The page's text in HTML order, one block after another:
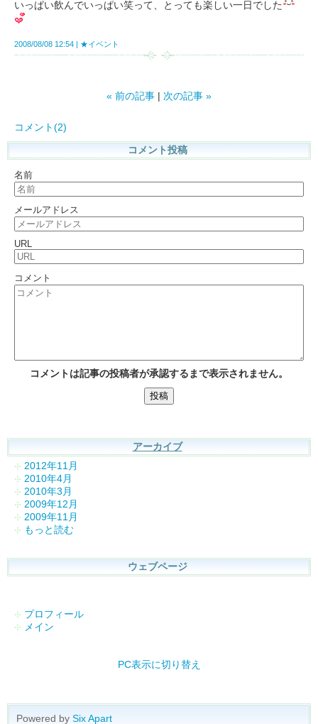
いっぱい飲んでいっぱい笑って、とっても楽しい一日でした
2008/08/08 12:54 ★イベント
« 前の記事 次の記事 »
コメント(2)
コメント投稿
名前
メールアドレス
URL
コメント
コメントは記事の投稿者が承認するまで表示されません。
アーカイブ
2012年11月
2010年4月
2010年3月
2009年12月
2009年11月
もっと読む
ウェブページ
プロフィール
メイン
PC表示に切り替え
Powered by Six Apart